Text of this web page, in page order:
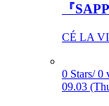
『
CÉ LA
0 Stars/ 0
09.03